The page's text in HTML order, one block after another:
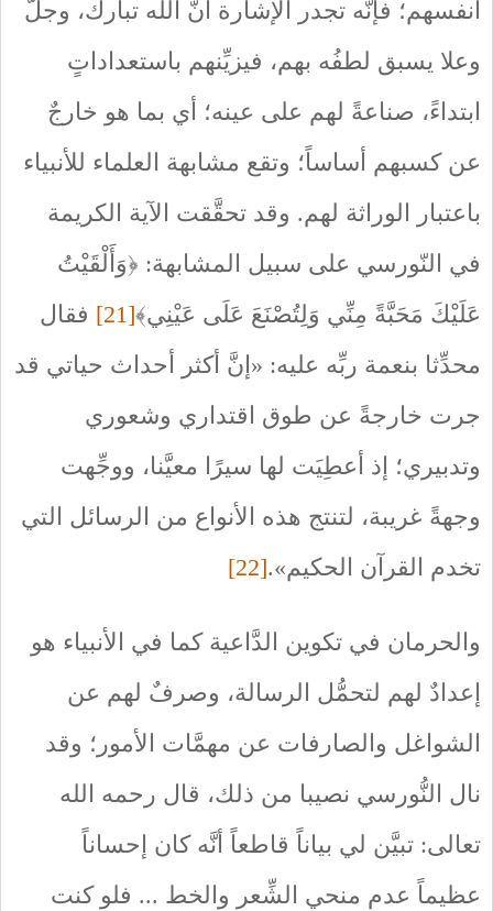
أنفسهم؛ فإنَّه تجدر الإشارة أنَّ الله تبارك، وجلَّ
وعلا يسبق لطفُه بهم، فيزيِّنهم باستعداداتٍ
ابتداءً، صناعةً لهم على عينه؛ أي بما هو خارجٌ
عن كسبهم أساساً؛ وتقع مشابهة العلماء للأنبياء
باعتبار الوراثة لهم. وقد تحقَّقت الآية الكريمة
في النّورسي على سبيل المشابهة: ﴿وَأَلْقَيْتُ
عَلَيْكَ مَحَبَّةً مِنِّي وَلِتُصْنَعَ عَلَى عَيْنِي﴾[21]
فقال
محدِّثا بنعمة ربِّه عليه: «إنَّ أكثر أحداث حياتي قد
جرت خارجةً عن طوق اقتداري وشعوري
وتدبيري؛ إذ أعطِيَت لها سيرًا معيَّنا، ووجِّهت
وجهةً غريبة، لتنتج هذه الأنواع من الرسائل التي
تخدم القرآن الحكيم».[22]
والحرمان في تكوين الدَّاعية كما في الأنبياء هو
إعدادٌ لهم لتحمُّل الرسالة، وصرفٌ لهم عن
الشواغل والصارفات عن مهمَّات الأمور؛ وقد
نال النُّورسي نصيبا من ذلك، قال رحمه الله
تعالى: تبيَّن لي بياناً قاطعاً أنَّه كان إحساناً
عظيماً عدم منحي الشِّعر والخط ... فلو كنت